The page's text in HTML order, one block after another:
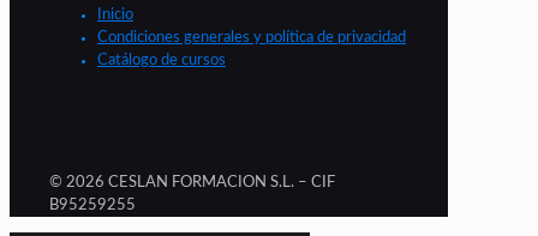
Inicio
Condiciones generales y política de privacidad
Catálogo de cursos
© 2026 CESLAN FORMACION S.L. – CIF
B95259255